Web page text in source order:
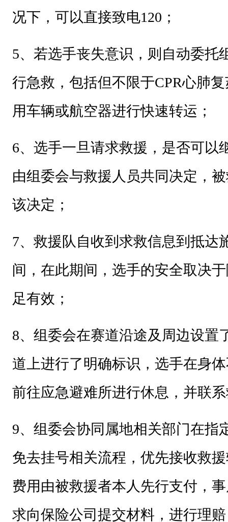
况下，可以直接致电120；
5、若选手丧失意识，则自动委托
行急救，包括但不限于CPR心肺
用车辆或航空器进行快速转运；
6、选手一旦请求救援，是否可以
由组委会与救援人员共同决定，
该决定；
7、救援队自收到求救信息到抵达
间，在此期间，选手的安全取决
足有效；
8、组委会在赛道沿途及周边设置
道上进行了明确标识，选手在身
前往应急避难所进行休息，并联
9、组委会协同属地相关部门在指
免去挂号相关流程，优先接收救
费用由被救援者本人先行支付，
求向保险公司提交材料，进行理